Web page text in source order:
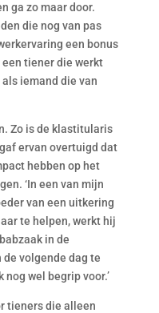
ga zo maar door.
die nog van pas
een bonus
een tiener die werkt
iemand die van
Zo is de klastitularis
ervan overtuigd dat
hebben op het
‘In een van mijn
van een uitkering
te helpen, werkt hij
in de
volgende dag te
wel begrip voor.’
tieners die alleen